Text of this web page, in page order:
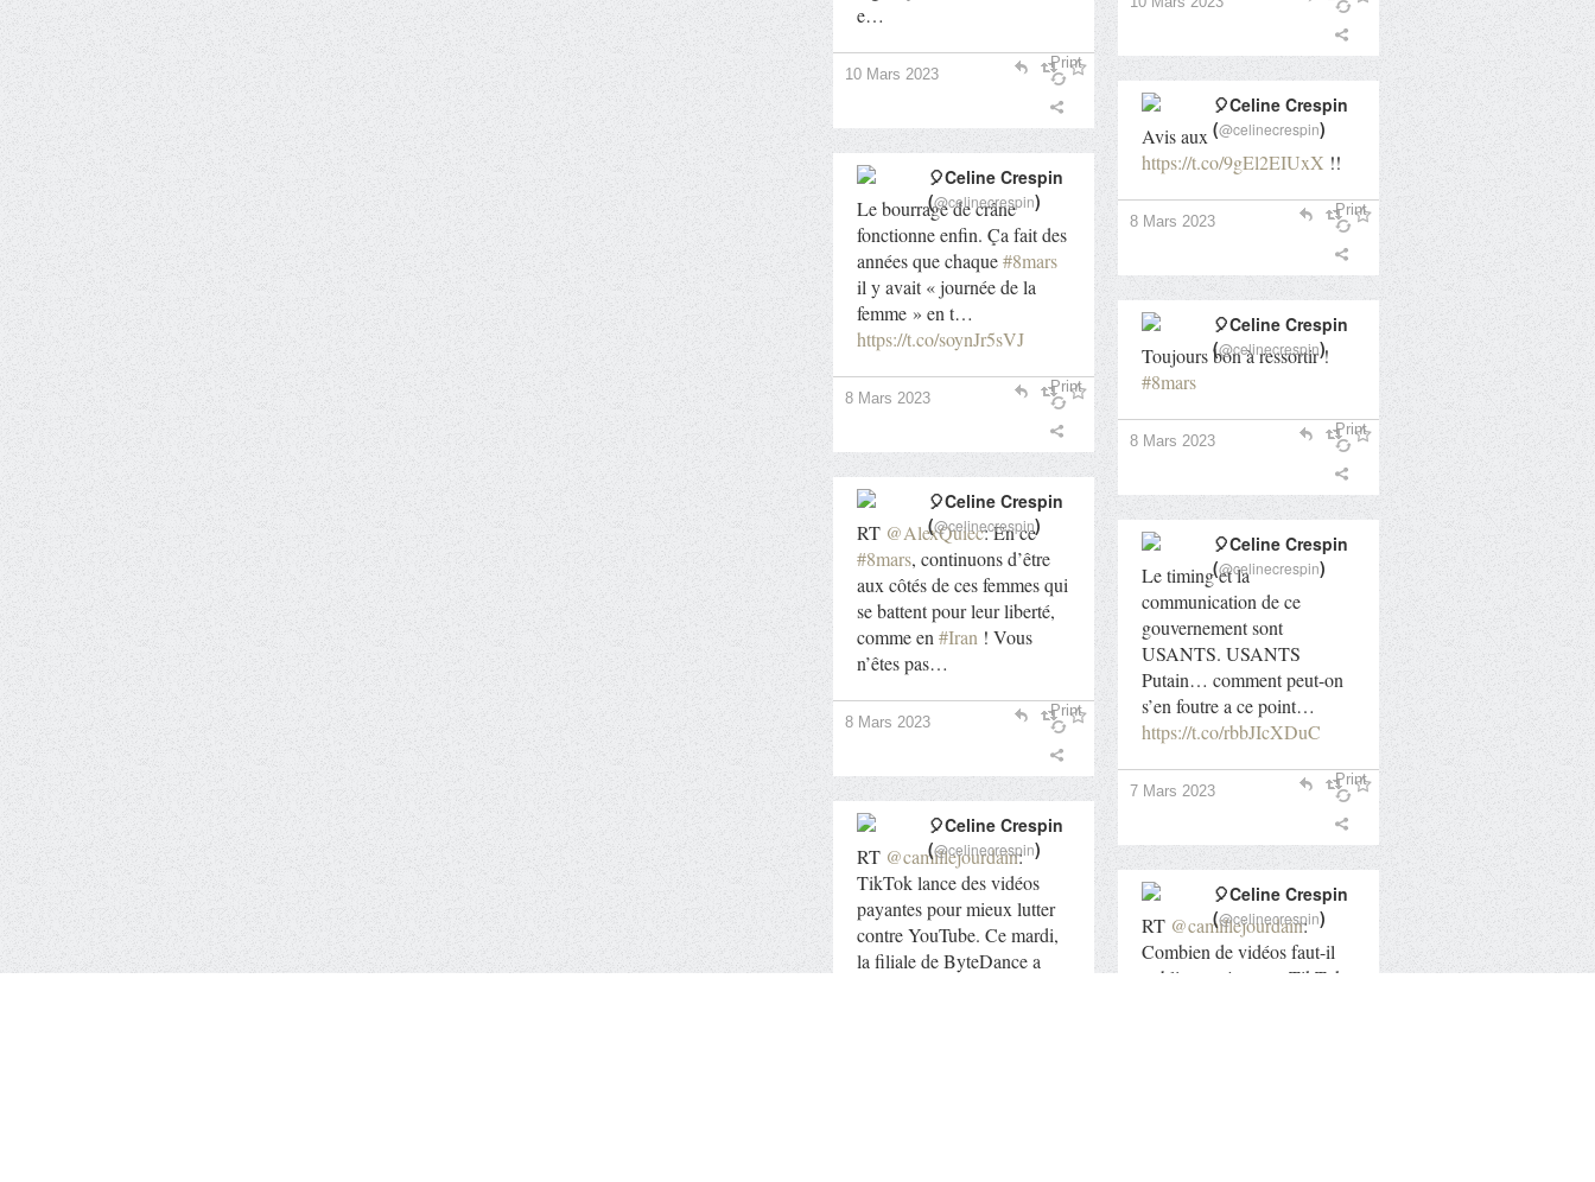
e…
10 Mars 2023
Print
Avis aux
https://t.co/9gEl2EIUxX !!
🎈Celine Crespin
(@celinecrespin)
8 Mars 2023
Print
Le bourrage de crâne
fonctionne enfin. Ça fait des
années que chaque#8mars
il y avait « journée de la
femme » en t…
https://t.co/soynJr5sVJ
🎈Celine Crespin
(@celinecrespin)
8 Mars 2023
Print
Toujours bon à ressortir !
#8mars
🎈Celine Crespin
(@celinecrespin)
8 Mars 2023
Print
RT @AlexQuiec: En ce
#8mars, continuons d’être
aux côtés de ces femmes qui
se battent pour leur liberté,
comme en #Iran ! Vous
n’êtes pas…
🎈Celine Crespin
(@celinecrespin)
8 Mars 2023
Print
Le timing et la
communication de ce
gouvernement sont
USANTS. USANTS
Putain… comment peut-on
s’en foutre a ce point…
https://t.co/rbbJIcXDuC
🎈Celine Crespin
(@celinecrespin)
7 Mars 2023
Print
RT @camillejourdain:
TikTok lance des vidéos
payantes pour mieux lutter
contre YouTube. Ce mardi,
la filiale de ByteDance a
🎈Celine Crespin
(@celinecrespin)
RT @camillejourdain:
Combien de vidéos faut-il
publier par jour sur TikTok
🎈Celine Crespin
(@celinecrespin)